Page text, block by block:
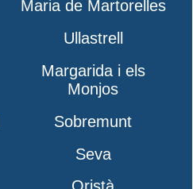
Maria de Martorelles
Ullastrell
Margarida i els
Monjos
Sobremunt
Seva